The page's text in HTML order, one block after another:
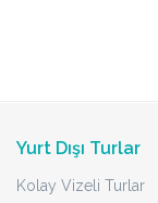
Yurt Dışı Turlar
Kolay Vizeli Turlar